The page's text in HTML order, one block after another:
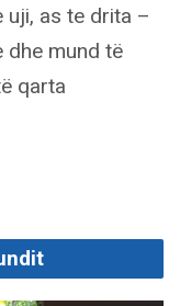
uji, as te drita –
dhe mund të
qarta